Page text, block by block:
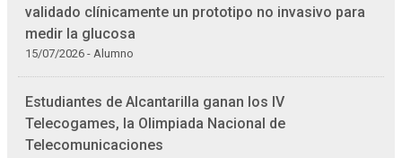
validado clínicamente un prototipo no invasivo para
medir la glucosa
15/07/2026 - Alumno
Estudiantes de Alcantarilla ganan los IV
Telecogames, la Olimpiada Nacional de
Telecomunicaciones